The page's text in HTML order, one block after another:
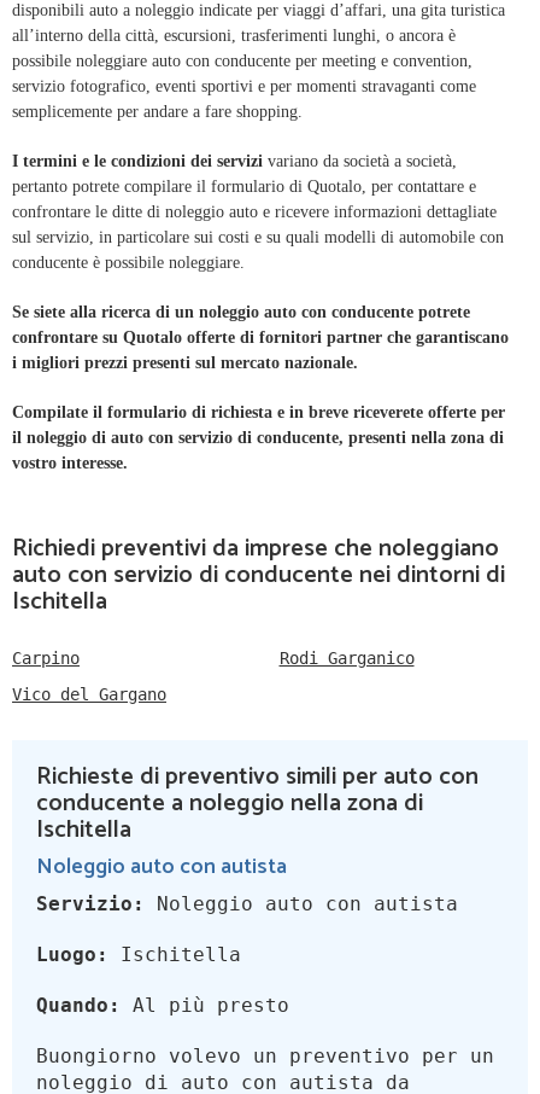
disponibili auto a noleggio indicate per viaggi d’affari, una gita turistica
all’interno della città, escursioni, trasferimenti lunghi, o ancora è
possibile noleggiare auto con conducente per meeting e convention,
servizio fotografico, eventi sportivi e per momenti stravaganti come
semplicemente per andare a fare shopping.
I termini e le condizioni dei servizi variano da società a società,
pertanto potrete compilare il formulario di Quotalo, per contattare e
confrontare le ditte di noleggio auto e ricevere informazioni dettagliate
sul servizio, in particolare sui costi e su quali modelli di automobile con
conducente è possibile noleggiare.
Se siete alla ricerca di un noleggio auto con conducente potrete
confrontare su Quotalo offerte di fornitori partner che garantiscano
i migliori prezzi presenti sul mercato nazionale.
Compilate il formulario di richiesta e in breve riceverete offerte per
il noleggio di auto con servizio di conducente, presenti nella zona di
vostro interesse.
Richiedi preventivi da imprese che noleggiano
auto con servizio di conducente nei dintorni di
Ischitella
Carpino
Rodi Garganico
Vico del Gargano
Richieste di preventivo simili per auto con
conducente a noleggio nella zona di
Ischitella
Noleggio auto con autista
Servizio: Noleggio auto con autista
Luogo: Ischitella
Quando: Al più presto
Buongiorno volevo un preventivo per un
noleggio di auto con autista da